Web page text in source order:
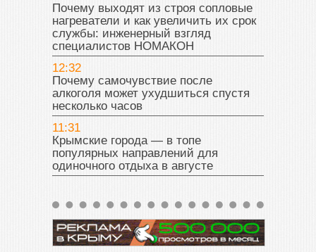
Почему выходят из строя сопловые
нагреватели и как увеличить их срок
службы: инженерный взгляд
специалистов НОМАКОН
12:32
Почему самочувствие после
алкоголя может ухудшиться спустя
несколько часов
11:31
Крымские города — в топе
популярных направлений для
одиночного отдыха в августе